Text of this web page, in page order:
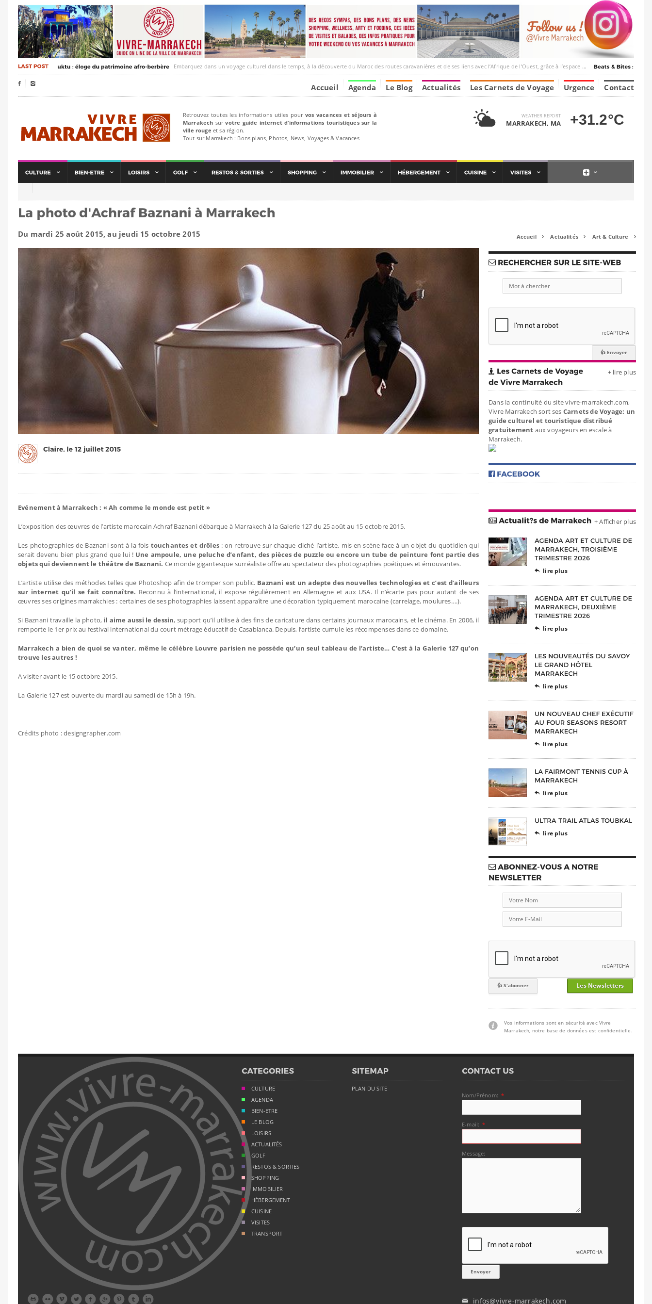
Embarquez dans un voyage culturel dans le temps, à la découverte du Maroc des routes caravanières et de ses liens avec l’Afrique de l’Ouest, grâce à l’espace Marrakesh-Tumbuktu.
  Accueil Agenda Le Blog Actualités Les Carnets de Voyage Urgence Contact
Retrouvez toutes les informations utiles pour vos vacances et séjours à
Marrakech survotre guide internet d’informations touristiques sur la
ville rouge et sa région.
Tout sur Marrakech : Bons plans, Photos, News, Voyages & Vacances
WEATHER REPORT
MARRAKECH, MA +31.2°C
Du mardi 25 août 2015, au jeudi 15 octobre 2015
Evénement à Marrakech : « Ah comme le monde est petit »
L’exposition des œuvres de l’artiste marocain Achraf Baznani débarque à Marrakech à la Galerie 127 du 25 août au 15 octobre 2015.
Les photographies de Baznani sont à la fois touchantes et drôles: on retrouve sur chaque cliché l’artiste, mis en scène face à un objet du quotidien qui
serait devenu bien plus grand que lui ! Une ampoule, une peluche d’enfant, des pièces de puzzle ou encore un tube de peinture font partie des
objets qui deviennent le théâtre de Baznani. Ce monde gigantesque surréaliste offre au spectateur des photographies poétiques et émouvantes.
L’artiste utilise des méthodes telles que Photoshop afin de tromper son public. Baznani est un adepte des nouvelles technologies et c’est d’ailleurs
sur internet qu’il se fait connaître. Reconnu à l’international, il expose régulièrement en Allemagne et aux USA. Il n’écarte pas pour autant de ses
œuvres ses origines marrakchies : certaines de ses photographies laissent apparaître une décoration typiquement marocaine (carrelage, moulures….).
Si Baznani travaille la photo, il aime aussi le dessin, support qu’il utilise à des fins de caricature dans certains journaux marocains, et le cinéma. En 2006, il
remporte le 1er prix au festival international du court métrage éducatif de Casablanca. Depuis, l’artiste cumule les récompenses dans ce domaine.
Marrakech a bien de quoi se vanter, même le célèbre Louvre parisien ne possède qu’un seul tableau de l’artiste… C’est à la Galerie 127 qu’on
trouve les autres !
A visiter avant le 15 octobre 2015.
La Galerie 127 est ouverte du mardi au samedi de 15h à 19h.
Crédits photo : designgrapher.com
Accueil  Actualités  Art & Culture 
+ lire plus
Dans la continuité du site vivre-marrakech.com,
Vivre Marrakech sort ses Carnets de Voyage: un
guide culturel et touristique distribué
gratuitement aux voyageurs en escale à
Marrakech.
+ Afficher plus
 lire plus
 lire plus
 lire plus
 lire plus
 lire plus
 lire plus
Les Newsletters
Vos informations sont en sécurité avec Vivre
Marrakech, notre base de données est confidentielle.
        
CULTURE
AGENDA
BIEN-ETRE
LE BLOG
LOISIRS
ACTUALITÉS
GOLF
RESTOS & SORTIES
SHOPPING
IMMOBILIER
HÉBERGEMENT
CUISINE
VISITES
TRANSPORT
PLAN DU SITE
Nom/Prénom: *
E-mail: *
Message:
✉ infos@vivre-marrakech.com